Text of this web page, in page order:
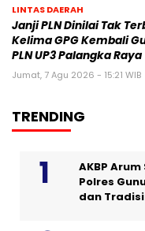
LINTAS DAERAH
Janji PLN Dinilai Tak
Kelima GPG Kembali
PLN UP3 Palangka Raya
Jumat, 7 Agu 2026 - 15:21 WIB
TRENDING
AKBP
Polres
dan